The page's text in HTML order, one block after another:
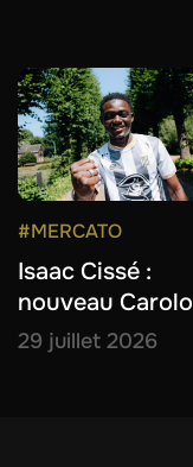
#MERCATO
Isaac Cissé :
nouveau
29 juillet 2026